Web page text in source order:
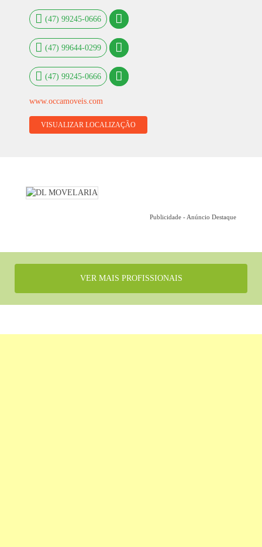
(47) 99245-0666
(47) 99644-0299
(47) 99245-0666
www.occamoveis.com
VISUALIZAR LOCALIZAÇÃO
Publicidade - Anúncio Destaque
VER MAIS PROFISSIONAIS